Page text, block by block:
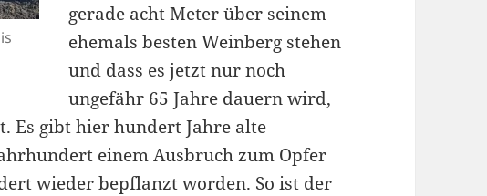
gerade acht Meter über seinem
ehemals besten Weinberg stehen
und dass es jetzt nur noch
ungefähr 65 Jahre dauern wird,
Es gibt hier hundert Jahre alte
einem Ausbruch zum Opfer
wieder bepflanzt worden. So ist der